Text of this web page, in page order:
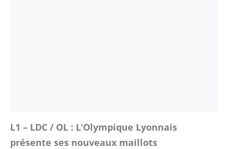
L1 – LDC / OL : L’Olympique Lyonnais
présente ses nouveaux maillots